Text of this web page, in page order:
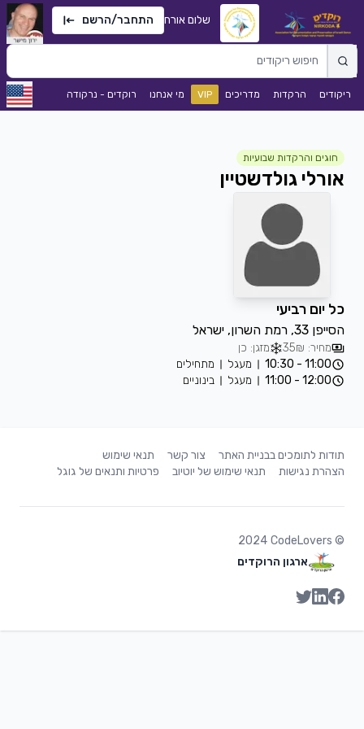
שלום אורח התחבר/הרשם
ריקודים הרקדות מדריכים VIP מי אנחנו רוקדים - נרקודה
חוגים והרקדות שבועיות
אורלי גולדשטיין
כל יום רביעי
הסייפן 33, רמת השרון, ישראל
מחיר: 35₪
מזגן: כן
11:00 - 10:30
מעגל
מתחילים
12:00 - 11:00
מעגל בינוניים
תודות לתומכים בבניית האתר צור קשר
תנאי שימוש
הצהרת נגישות
תנאי שימוש של יוטיוב פרטיות ותנאים של גוגל
©
2024 CodeLovers
ארגון הרוקדים